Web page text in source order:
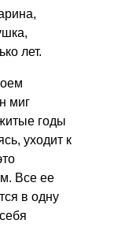
лет.
миг
годы
уходит к
Все ее
в одну